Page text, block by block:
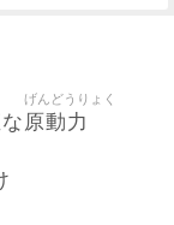
な 原動力
げんどうりょく